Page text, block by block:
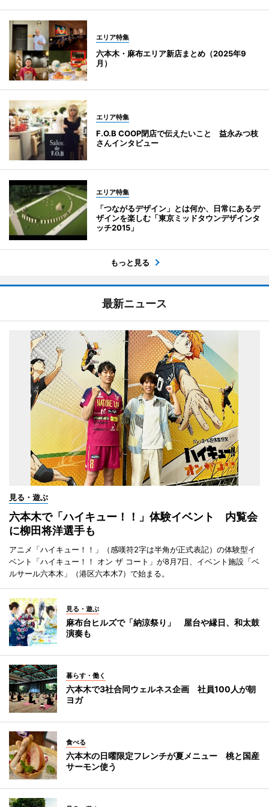
エリア特集
六本木・麻布エリア新店まとめ（2025年9
月）
エリア特集
F.O.B COOP閉店で伝えたいこと 益永みつ枝
さんインタビュー
エリア特集
「つながるデザイン」とは何か、日常にあるデ
ザインを楽しむ「東京ミッドタウンデザインタ
ッチ2015」
もっと見る
最新ニュース
見る・遊ぶ
六本木で「ハイキュー！！」体験イベント 内覧会
に柳田将洋選手も
アニメ「ハイキュー！！」（感嘆符2字は半角が正式表記）の体験型イ
ベント「ハイキュー！！ オン ザ コート」が8月7日、イベント施設「ベ
ルサール六本木」（港区六本木7）で始まる。
見る・遊ぶ
麻布台ヒルズで「納涼祭り」 屋台や縁日、和太鼓
演奏も
暮らす・働く
六本木で3社合同ウェルネス企画 社員100人が朝
ヨガ
食べる
六本木の日曜限定フレンチが夏メニュー 桃と国産
サーモン使う